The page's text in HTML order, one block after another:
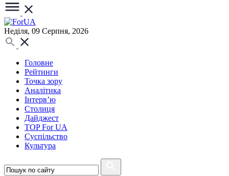
Неділя, 09 Серпня, 2026
Головне
Рейтинги
Точка зору
Аналітика
Інтерв’ю
Столиця
Дайджест
TOP For UA
Суспiльство
Культура